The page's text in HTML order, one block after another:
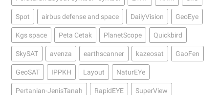
Spot airbus defense and space DailyVision GeoEye
Kgs space Peta Cetak PlanetScope Quickbird
SkySAT avenza earthscanner kazeosat GaoFen
GeoSAT IPPKH Layout NaturEYe
Pertanian-JenisTanah RapidEYE SuperView